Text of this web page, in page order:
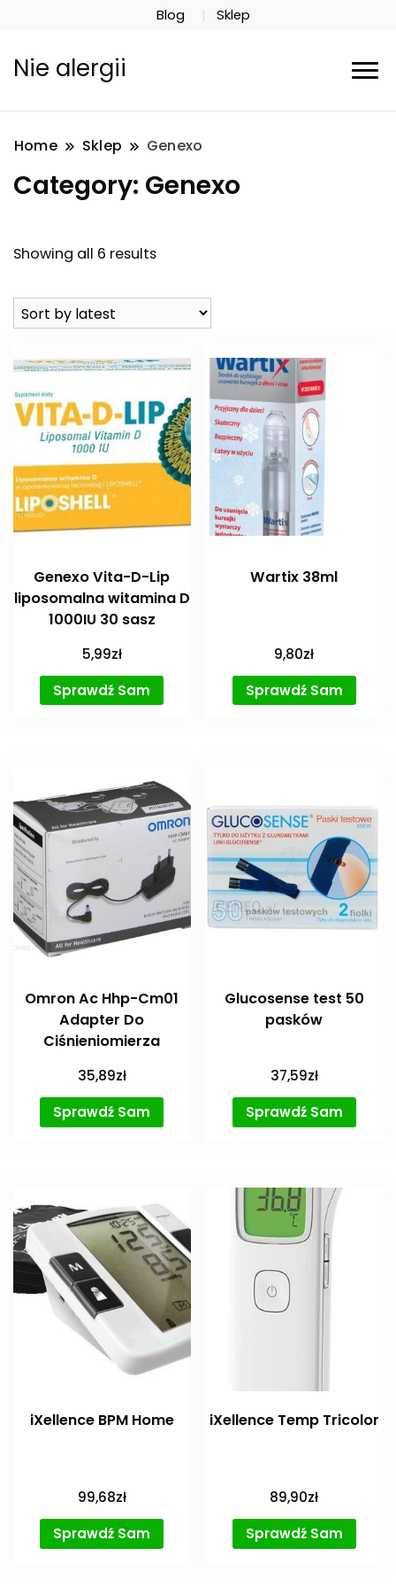
Blog Sklep
Nie alergii
Home Sklep Genexo
Category: Genexo
Showing all 6 results
Genexo Vita-D-Lip
liposomalna witamina D
1000IU 30 sasz
5,99zł
Sprawdź Sam
Wartix 38ml
9,80zł
Sprawdź Sam
Omron Ac Hhp-Cm01
Adapter Do
Ciśnieniomierza
35,89zł
Sprawdź Sam
Glucosense test 50
pasków
37,59zł
Sprawdź Sam
iXellence BPM Home
99,68zł
Sprawdź Sam
iXellence Temp Tricolor
89,90zł
Sprawdź Sam